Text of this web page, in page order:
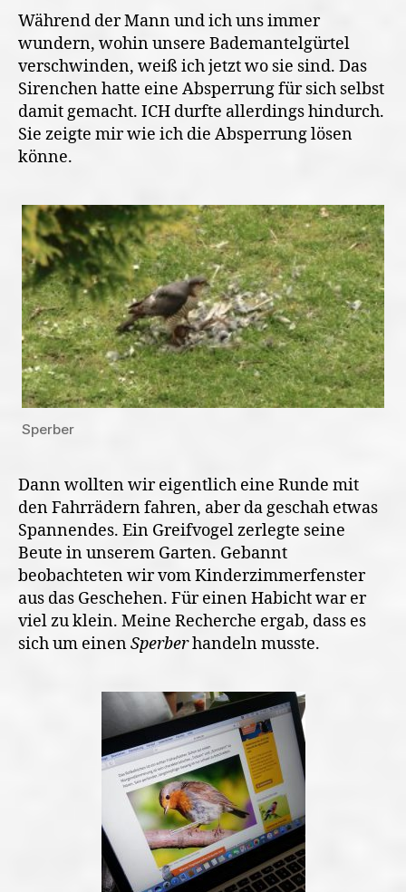
Während der Mann und ich uns immer
wundern, wohin unsere Bademantelgürtel
verschwinden, weiß ich jetzt wo sie sind. Das
Sirenchen hatte eine Absperrung für sich selbst
damit gemacht. ICH durfte allerdings hindurch.
Sie zeigte mir wie ich die Absperrung lösen
könne.
Sperber
Dann wollten wir eigentlich eine Runde mit
den Fahrrädern fahren, aber da geschah etwas
Spannendes. Ein Greifvogel zerlegte seine
Beute in unserem Garten. Gebannt
beobachteten wir vom Kinderzimmerfenster
aus das Geschehen. Für einen Habicht war er
viel zu klein. Meine Recherche ergab, dass es
sich um einenSperberhandeln musste.